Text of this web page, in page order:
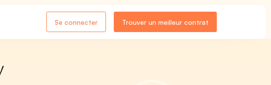
Se connecter Trouver un meilleur contrat